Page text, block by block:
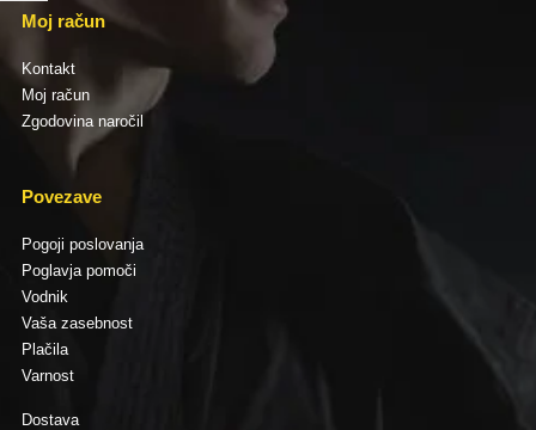
Moj račun
Kontakt
Moj račun
Zgodovina naročil
Povezave
Pogoji poslovanja
Poglavja pomoči
Vodnik
Vaša zasebnost
Plačila
Varnost
Dostava